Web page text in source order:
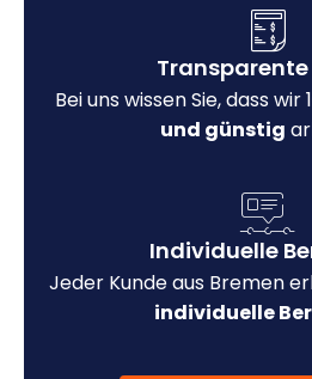
Transparente
Bei uns wissen Sie, dass wir
und günstig
Individuelle
Jeder Kunde aus Bremen
individuelle